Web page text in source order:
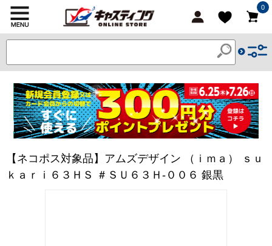
0
【ネコポス対象品】アムズデザイン （ｉｍａ） ｓｕ
ｋａｒｉ６３ＨＳ ＃ＳＵ６３Ｈ-００６ 銀黒